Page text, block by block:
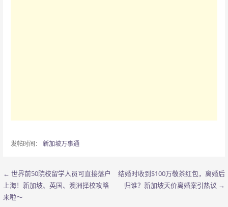
发帖时间： 新加坡万事通
文
章
← 世界前50院校留学人员可直接落户
上海！新加坡、英国、澳洲择校攻略
来啦～
结婚时收到$100万敬茶红包，离婚后
归谁？新加坡天价离婚案引热议 →